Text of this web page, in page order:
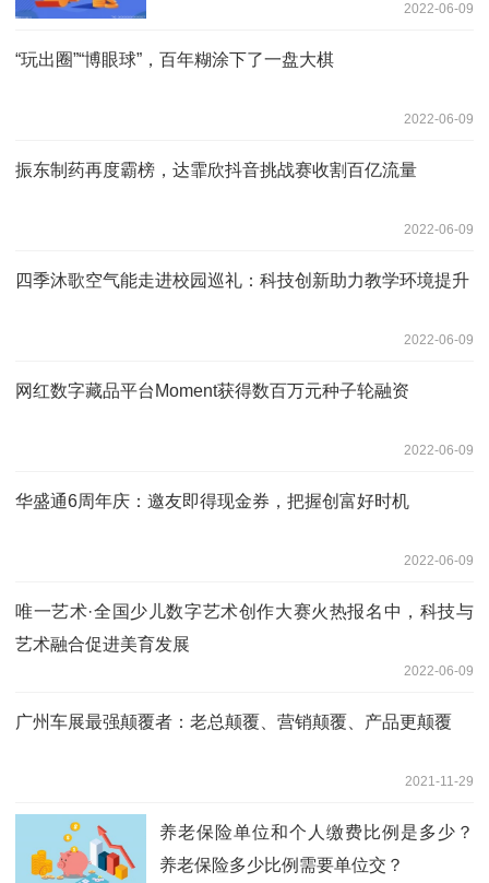
2022-06-09
“玩出圈”“博眼球”，百年糊涂下了一盘大棋
2022-06-09
振东制药再度霸榜，达霏欣抖音挑战赛收割百亿流量
2022-06-09
四季沐歌空气能走进校园巡礼：科技创新助力教学环境提升
2022-06-09
网红数字藏品平台Moment获得数百万元种子轮融资
2022-06-09
华盛通6周年庆：邀友即得现金券，把握创富好时机
2022-06-09
唯一艺术·全国少儿数字艺术创作大赛火热报名中，科技与
艺术融合促进美育发展
2022-06-09
广州车展最强颠覆者：老总颠覆、营销颠覆、产品更颠覆
2021-11-29
养老保险单位和个人缴费比例是多少？
养老保险多少比例需要单位交？